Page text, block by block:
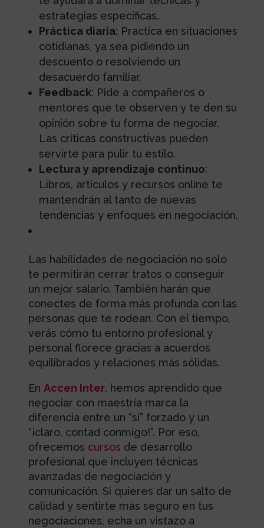
estrategias específicas.
Práctica diaria: Practica en situaciones
cotidianas, ya sea pidiendo un
descuento o resolviendo un
desacuerdo familiar.
Feedback: Pide a compañeros o
mentores que te observen y te den su
opinión sobre tu forma de negociar.
Las críticas constructivas pueden
servirte para pulir tu estilo.
Lectura y aprendizaje continuo:
Libros, artículos y recursos online te
mantendrán al tanto de nuevas
tendencias y enfoques en negociación.
Las habilidades de negociación no solo
te permitirán cerrar tratos o conseguir
un mejor salario. También harán que
conectes de forma más profunda con las
personas que te rodean. Con el tiempo,
verás cómo tu entorno profesional y
personal florece gracias a acuerdos
equilibrados y relaciones más sólidas.
En Accen Inter, hemos aprendido que
negociar con maestría marca la
diferencia entre un “sí” forzado y un
“¡claro, contad conmigo!”. Por eso,
ofrecemos cursos de desarrollo
profesional que incluyen técnicas
avanzadas de negociación y
comunicación. Si quieres dar un salto de
calidad y sentirte más seguro en tus
negociaciones, echa un vistazo a